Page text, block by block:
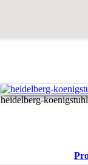
heidelberg-